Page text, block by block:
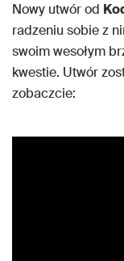
Nowy utwór od
radzeniu sobie z
swoim wesołym
kwestie. Utwór
zobaczcie: